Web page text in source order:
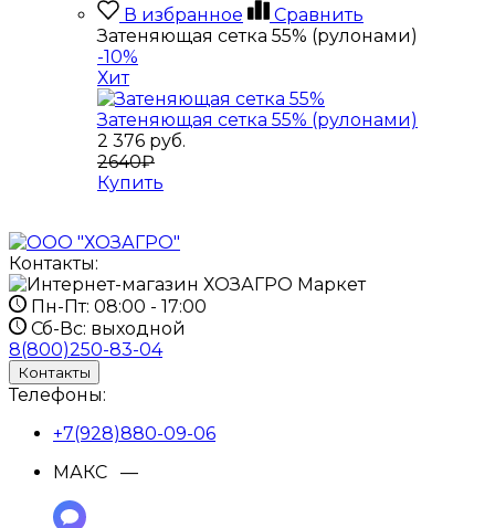
В избранное
Сравнить
Затеняющая сетка 55% (рулонами)
-10%
Хит
Затеняющая сетка 55% (рулонами)
2 376 руб.
2640₽
Купить
Контакты:
Пн-Пт: 08:00 - 17:00
Сб-Вс: выходной
8(800)250-83-04
Контакты
Телефоны:
+7(928)880-09-06
МАКС —